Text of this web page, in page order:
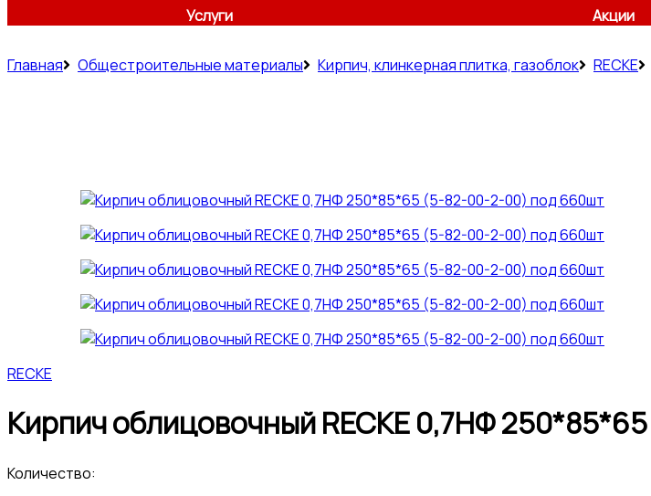
Услуги
Акции
Главная Общестроительные материалы Кирпич, клинкерная плитка, газоблок RECKE
RECKE
Кирпич облицовочный RECKE 0,7НФ
Количество: